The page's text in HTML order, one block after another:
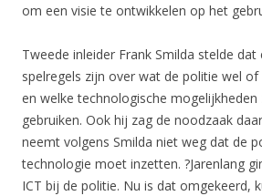
om een visie te ontwikkelen op het
Tweede inleider Frank Smilda stelde dat
spelregels zijn over wat de politie wel
en welke technologische
gebruiken. Ook hij zag de noodzaak
neemt volgens Smilda niet weg dat de
technologie moet inzetten. ?Jarenlang
ICT bij de politie. Nu is dat omgekeerd,